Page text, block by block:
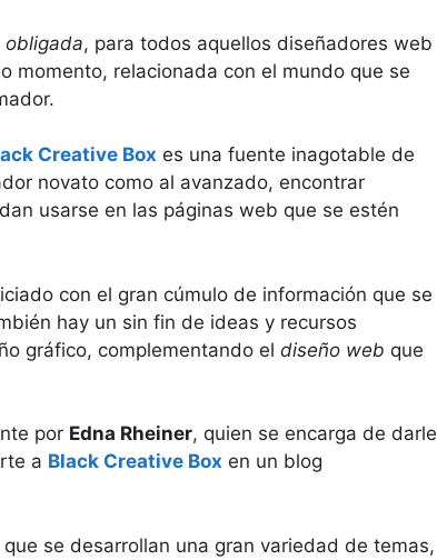
obligada, para todos aquellos diseñadores web
momento, relacionada con el mundo que se
Creative Box es una fuente inagotable de
novato como al avanzado, encontrar
usarse en las páginas web que se estén
con el gran cúmulo de información que se
hay un sin fin de ideas y recursos
gráfico, complementando el diseño web que
por Edna Rheiner, quien se encarga de darle
a Black Creative Box en un blog
se desarrollan una gran variedad de temas,